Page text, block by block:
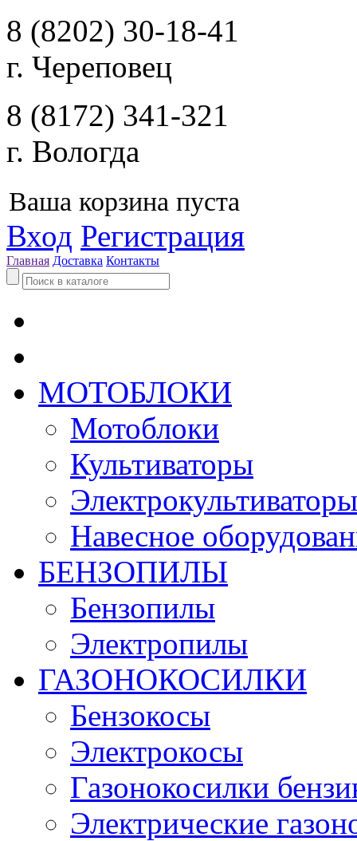
8 (8202) 30-18-41
г. Череповец
8 (8172) 341-321
г. Вологда
Ваша корзина пуста
Вход Регистрация
Главная Доставка Контакты
МОТОБЛОКИ
Мотоблоки
Культиваторы
Электрокультиваторы
Навесное
БЕНЗОПИЛЫ
Бензопилы
Электропилы
ГАЗОНОКОСИЛКИ
Бензокосы
Электрокосы
Газонокосилки
Электрические